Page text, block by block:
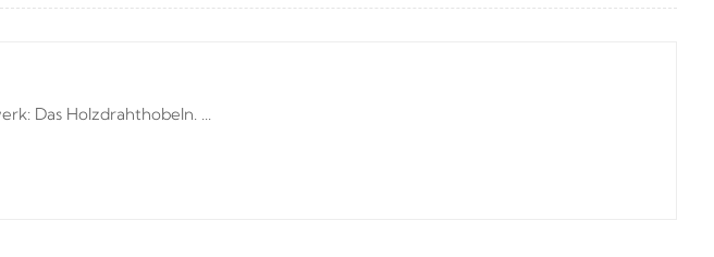
Das Holzdrahthobeln. ...